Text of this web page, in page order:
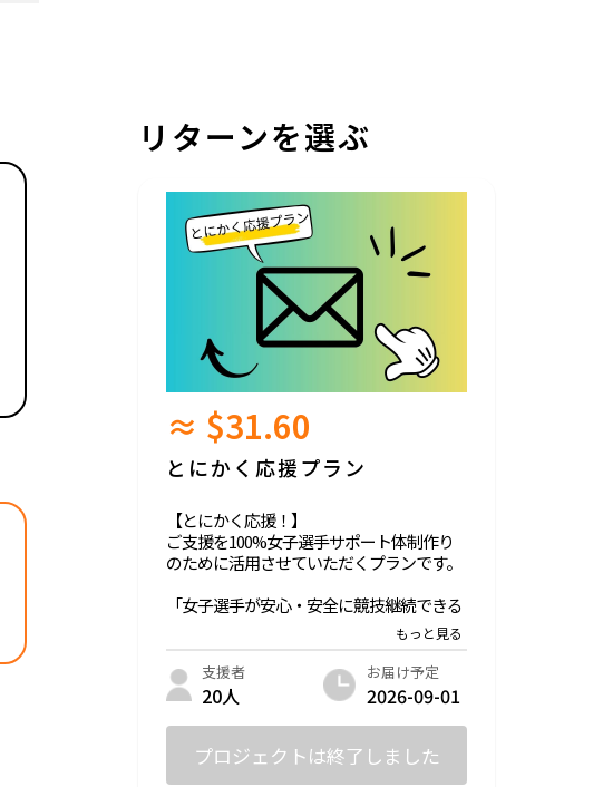
リターンを選ぶ
≈ $31.60
とにかく応援プラン
【とにかく応援！】
ご支援を100%女子選手サポート体制作り
のために活用させていただくプランです。
「女子選手が安心・安全に競技継続できる
サポート体制」の未来に共感していただい
た
ご支援者お一人お一人にお礼のメールをお
送りさせていただきます。
※ご支援時には別途システム利用料・決済
手数料が発生します。
支援者
20人
お届け予定
2026-09-01
プロジェクトは終了しました